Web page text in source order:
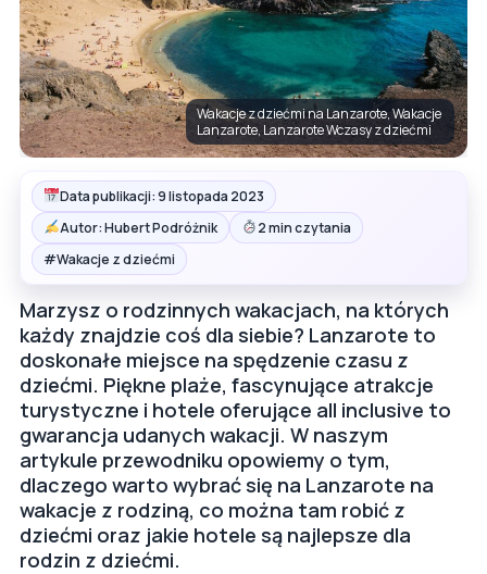
Wakacje z dziećmi na Lanzarote, Wakacje
Lanzarote, Lanzarote Wczasy z dziećmi
Data publikacji: 9 listopada 2023
Autor: Hubert Podróżnik
2 min czytania
#Wakacje z dziećmi
Marzysz o rodzinnych wakacjach, na których
każdy znajdzie coś dla siebie? Lanzarote to
doskonałe miejsce na spędzenie czasu z
dziećmi. Piękne plaże, fascynujące atrakcje
turystyczne i hotele oferujące all inclusive to
gwarancja udanych wakacji. W naszym
artykule przewodniku opowiemy o tym,
dlaczego warto wybrać się na Lanzarote na
wakacje z rodziną, co można tam robić z
dziećmi oraz jakie hotele są najlepsze dla
rodzin z dziećmi.